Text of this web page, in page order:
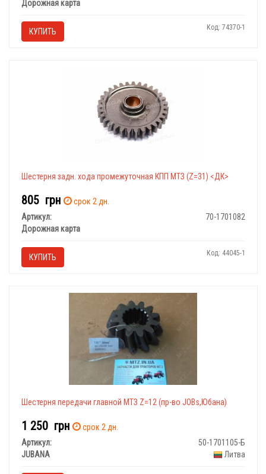
Дорожная карта
КУПИТЬ Код: 74370-1
Шестерня задн. хода промежуточная КПП МТЗ (Z=31) <ДК>
805 грн
срок 2 дн.
Артикул:
70-1701082
Дорожная карта
КУПИТЬ Код: 44045-1
Шестерня передачи главной МТЗ Z=12 (пр-во JOBs,Юбана)
1 250 грн
срок 2 дн.
Артикул:
50-1701105-Б
JUBANA
Литва